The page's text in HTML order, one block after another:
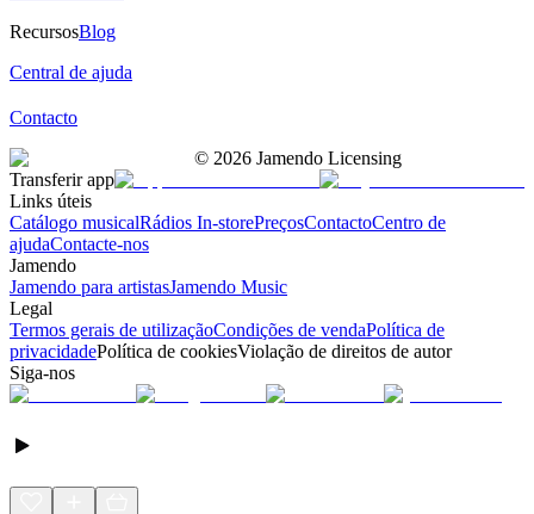
RecursosBlog
Central de ajuda
Contacto
© 2026 Jamendo Licensing
Transferir app
Links úteis
Catálogo musicalRádios In-storePreçosContactoCentro de
ajudaContacte-nos
Jamendo
Jamendo para artistasJamendo Music
Legal
Termos gerais de utilizaçãoCondições de vendaPolítica de
privacidadePolítica de cookiesViolação de direitos de autor
Siga-nos